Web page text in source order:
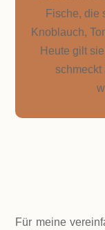
Fische, die
Knoblauch,
Heute gilt
schmeckt
Für meine